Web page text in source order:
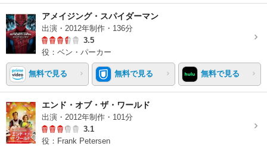
アメイジング・スパイダーマン
出演・2012年制作・136分
3.5
役：ベン・パーカー
無料で見る 無料で見る 無料で見る
エンド・オブ・ザ・ワールド
出演・2012年制作・101分
3.1
役：Frank Petersen